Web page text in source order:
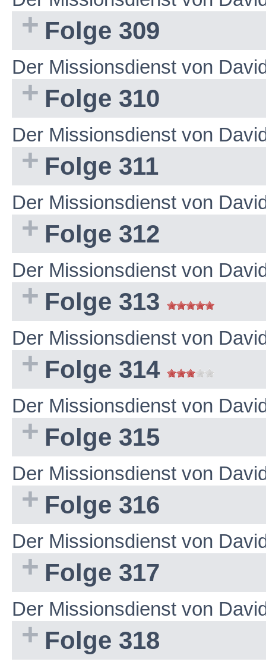
Folge 309
Der Missionsdienst von
Folge 310
Der Missionsdienst von
Folge 311
Der Missionsdienst von
Folge 312
Der Missionsdienst von
Folge 313
Der Missionsdienst von
Folge 314
Der Missionsdienst von
Folge 315
Der Missionsdienst von
Folge 316
Der Missionsdienst von
Folge 317
Der Missionsdienst von
Folge 318